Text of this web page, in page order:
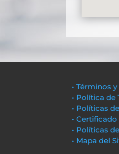
• Términos
• Política
• Políticas
•
• Políticas
• Mapa del